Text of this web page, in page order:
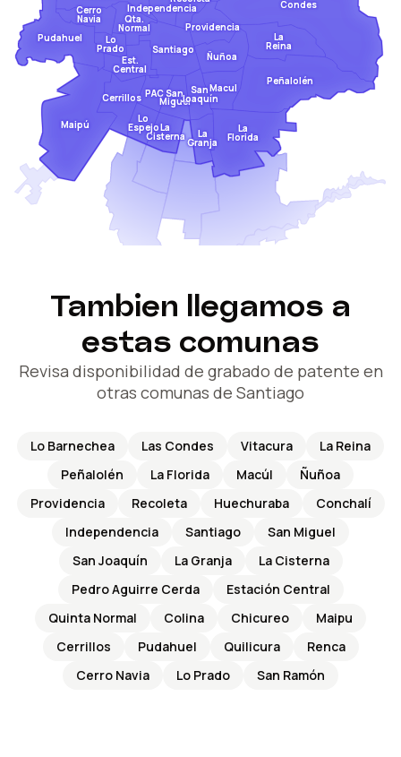
Maipú
Cerrillos
Est.
Central
Pudahuel Lo
Prado
Cerro
Navia
Santiago
Qta.
Normal
Independencia
La
Cisterna
Lo
Espejo
PACSan
Miguel
La
Granja
San
Joaquín
Providencia
Ñuñoa
La
Reina
Macul
La
Florida
Peñalolén
Condes
Tambien llegamos a
estas comunas
Revisa disponibilidad de grabado de patente en
otras comunas de Santiago
Lo Barnechea Las Condes Vitacura
La Reina
Peñalolén
La Florida Macúl
Ñuñoa
Providencia
Recoleta Huechuraba
Conchalí
Independencia
Santiago
San Miguel
San Joaquín
La Granja
La Cisterna
Pedro Aguirre Cerda
Estación Central
Quinta Normal
Colina Chicureo
Maipu
Cerrillos
Pudahuel Quilicura
Renca
Cerro Navia
Lo Prado San Ramón